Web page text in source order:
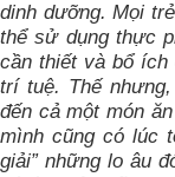
dinh dưỡng. Mọi
thể sử dụng thực
cần thiết và bổ ích
trí tuệ. Thế
đến cả một món
mình cũng có lúc
giải” những lo âu